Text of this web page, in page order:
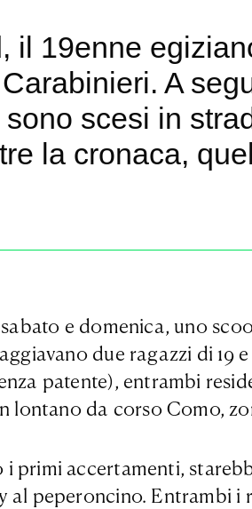
il 19enne
A
scesi in
la cronaca,
e domenica, uno
due ragazzi di 19
patente), entrambi
lontano da corso Como,
primi accertamenti,
al peperoncino. Entrambi